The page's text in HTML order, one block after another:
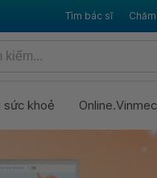
Tìm bác sĩ
sức khoẻ Online.Vinmec